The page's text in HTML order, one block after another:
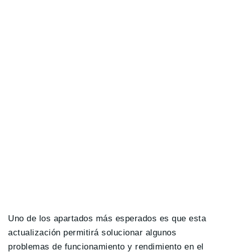
Uno de los apartados más esperados es que esta
actualización permitirá solucionar algunos
problemas de funcionamiento y rendimiento en el